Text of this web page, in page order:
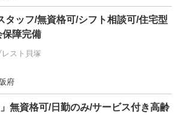
タッフ/無資格可/シフト相談可/住宅型
保障完備
スト貝塚
府
無資格可/日勤のみ/サービス付き高齢